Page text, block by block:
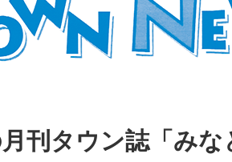
刊タウン誌「み